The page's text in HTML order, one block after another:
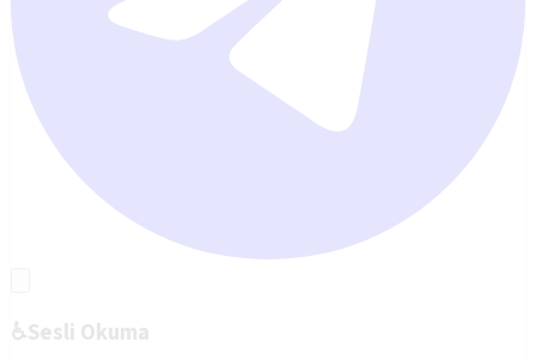
♿Sesli Okuma